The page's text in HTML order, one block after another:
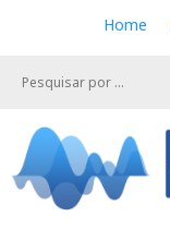
Home